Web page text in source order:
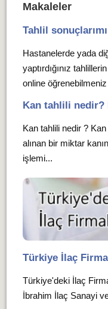
Makaleler
Tahlil
Hastanelerde yada
yaptırdığınız
online öğrenebilmeniz
Kan tahlili nedir?
Kan tahlili nedir ?
alınan bir miktar
işlemi...
Türkiye İlaç
Türkiye'deki İlaç
İbrahim İlaç Sanayi